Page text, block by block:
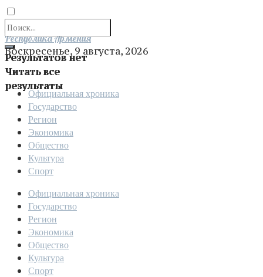
Результатов нет
Читать все
результаты
Отправить
Республика Армения
Воскресенье, 9 августа, 2026
Официальная хроника
Государство
Регион
Экономика
Общество
Культура
Спорт
Официальная хроника
Государство
Регион
Экономика
Общество
Культура
Спорт